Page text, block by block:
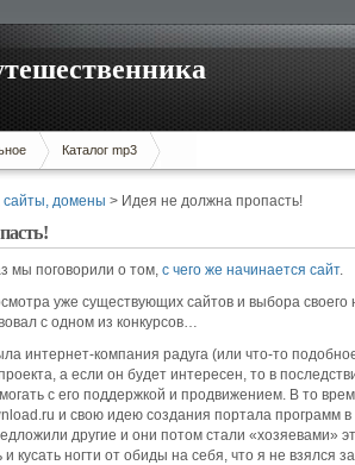
Каталог mp3
сайты, домены > Идея не должна пропасть!
мы поговорили о том, с чего же начинается сайт.
уже существующих сайтов и выбора
с одном из конкурсов…
интернет-компания радуга (или что-то
а если он будет интересен, то в
с его поддержкой и продвижением. В то
и свою идею создания портала программ
другие и они потом стали «хозяевами»
кусать ногти от обиды на себя, что я не взялся